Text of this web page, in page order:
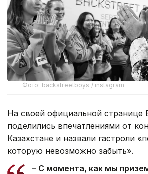
Фото: backstreetboys / instagram
На своей официальной странице
поделились впечатлениями от
Казахстане и назвали гастроли
которую невозможно забыть».
– С момента, как мы